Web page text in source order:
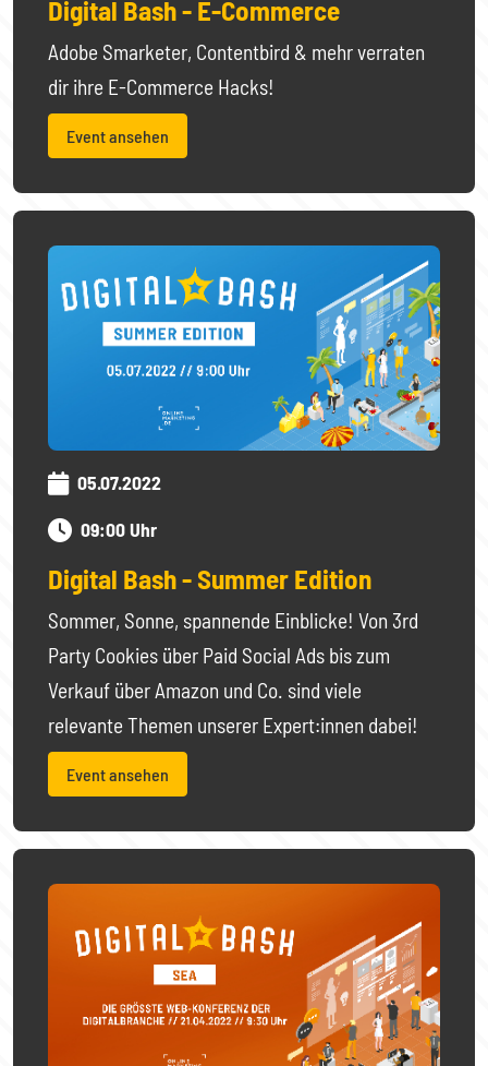
Digital Bash - E-Commerce
Adobe Smarketer, Contentbird & mehr verraten
dir ihre E-Commerce Hacks!
Event ansehen
05.07.2022
09:00 Uhr
Digital Bash - Summer Edition
Sommer, Sonne, spannende Einblicke! Von 3rd
Party Cookies über Paid Social Ads bis zum
Verkauf über Amazon und Co. sind viele
relevante Themen unserer Expert:innen dabei!
Event ansehen